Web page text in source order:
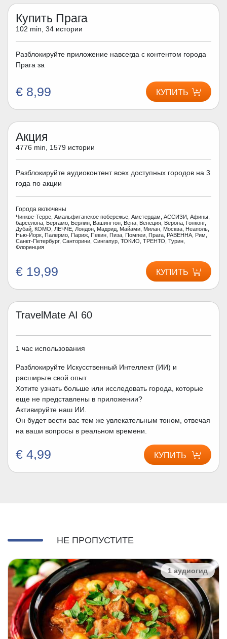
Купить Прага
102 min, 34 истории
Разблокируйте приложение навсегда с контентом города
Прага за
€ 8,99 КУПИТЬ
Акция
4776 min, 1579 истории
Разблокируйте аудиоконтент всех доступных городов на 3
года по акции
Города включены
Чинкве-Терре, Амальфитанское побережье, Амстердам, АССИЗИ, Афины,
барселона, Бергамо, Берлин, Вашингтон, Вена, Венеция, Верона, Гонконг,
Дубай, КОМО, ЛЕЧЧЕ, Лондон, Мадрид, Майами, Милан, Москва, Неаполь,
Нью-Йорк, Палермо, Париж, Пекин, Пиза, Помпеи, Прага, РАВЕННА, Рим,
Санкт-Петербург, Санторини, Сингапур, ТОКИО, ТРЕНТО, Турин,
Флоренция
€ 19,99 КУПИТЬ
TravelMate AI 60
1 час использования
Разблокируйте Искусственный Интеллект (ИИ) и
расширьте свой опыт
Хотите узнать больше или исследовать города, которые
еще не представлены в приложении?
Активируйте наш ИИ.
Он будет вести вас тем же увлекательным тоном, отвечая
на ваши вопросы в реальном времени.
€ 4,99 КУПИТЬ
НЕ ПРОПУСТИТЕ
1 аудиогид